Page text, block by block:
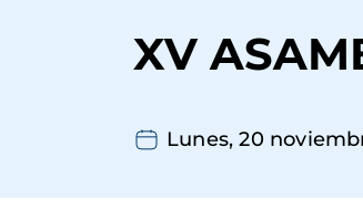
navegación
XV
Lunes, 20